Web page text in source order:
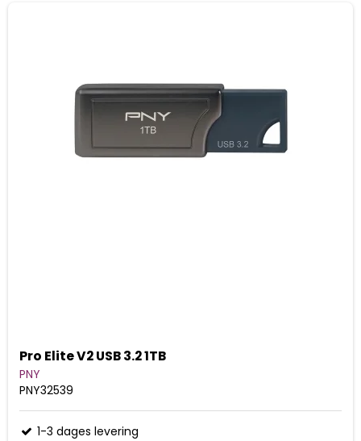
Pro Elite V2 USB 3.2 1TB
PNY
PNY32539
1-3 dages levering